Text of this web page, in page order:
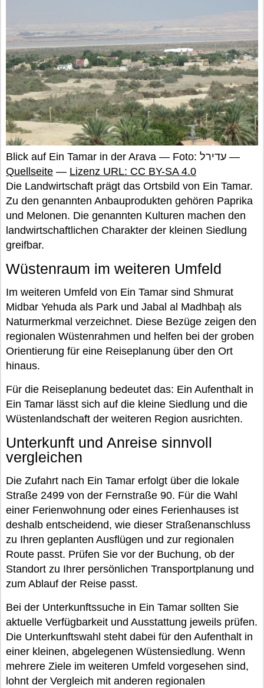
Blick auf Ein Tamar in der Arava — Foto: עדירל —
Quellseite — Lizenz URL: CC BY-SA 4.0
Die Landwirtschaft prägt das Ortsbild von Ein Tamar.
Zu den genannten Anbauprodukten gehören Paprika
und Melonen. Die genannten Kulturen machen den
landwirtschaftlichen Charakter der kleinen Siedlung
greifbar.
Wüstenraum im weiteren Umfeld
Im weiteren Umfeld von Ein Tamar sind Shmurat
Midbar Yehuda als Park und Jabal al Madhbaḩ als
Naturmerkmal verzeichnet. Diese Bezüge zeigen den
regionalen Wüstenrahmen und helfen bei der groben
Orientierung für eine Reiseplanung über den Ort
hinaus.
Für die Reiseplanung bedeutet das: Ein Aufenthalt in
Ein Tamar lässt sich auf die kleine Siedlung und die
Wüstenlandschaft der weiteren Region ausrichten.
Unterkunft und Anreise sinnvoll
vergleichen
Die Zufahrt nach Ein Tamar erfolgt über die lokale
Straße 2499 von der Fernstraße 90. Für die Wahl
einer Ferienwohnung oder eines Ferienhauses ist
deshalb entscheidend, wie dieser Straßenanschluss
zu Ihren geplanten Ausflügen und zur regionalen
Route passt. Prüfen Sie vor der Buchung, ob der
Standort zu Ihrer persönlichen Transportplanung und
zum Ablauf der Reise passt.
Bei der Unterkunftssuche in Ein Tamar sollten Sie
aktuelle Verfügbarkeit und Ausstattung jeweils prüfen.
Die Unterkunftswahl steht dabei für den Aufenthalt in
einer kleinen, abgelegenen Wüstensiedlung. Wenn
mehrere Ziele im weiteren Umfeld vorgesehen sind,
lohnt der Vergleich mit anderen regionalen